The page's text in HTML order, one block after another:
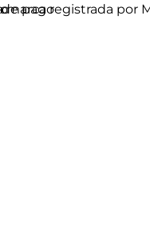
registrada por